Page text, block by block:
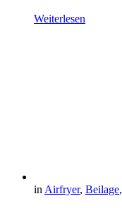
Weiterlesen
in Airfryer, Beilage,